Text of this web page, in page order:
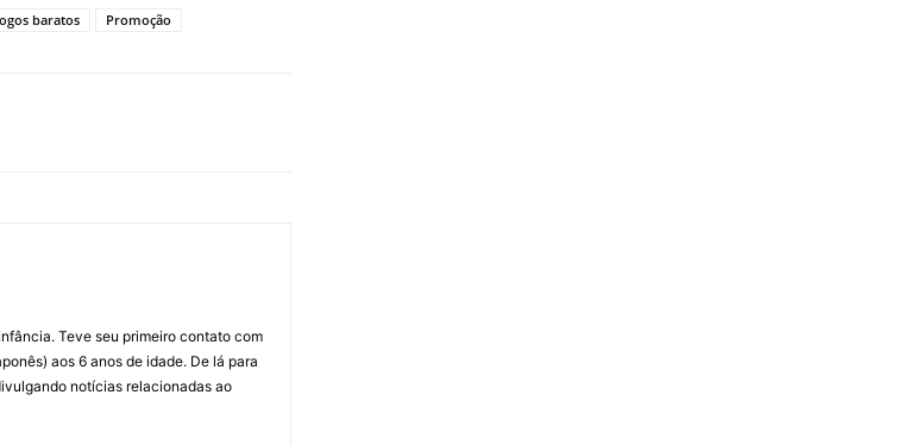
baratos Promoção
Teve seu primeiro contato com
aos 6 anos de idade. De lá para
notícias relacionadas ao